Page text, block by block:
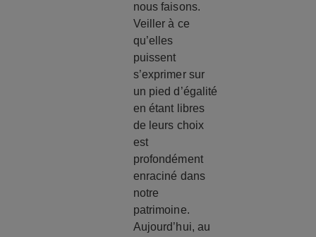
nous faisons.
Veiller à ce
qu’elles
puissent
s’exprimer sur
un pied d’égalité
en étant libres
de leurs choix
est
profondément
enraciné dans
notre
patrimoine.
Aujourd’hui, au